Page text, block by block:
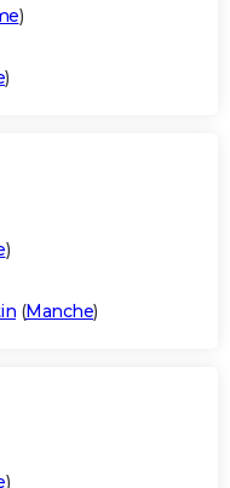
)
)
)
(Manche)
)